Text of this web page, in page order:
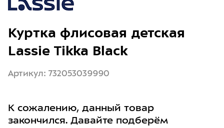
Куртка флисовая детская
Lassie Tikka Black
Артикул: 732053039990
К сожалению, данный товар
закончился. Давайте подберём